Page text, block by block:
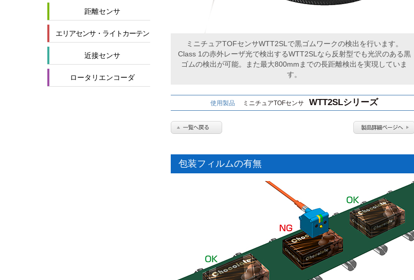
距離センサ
エリアセンサ・ライトカーテン
近接センサ
ロータリエンコーダ
ミニチュアTOFセンサWTT2SLで黒ゴムワークの検出を行います。
Class 1の赤外レーザ光で検出するWTT2SLなら反射型でも光沢のある黒
ゴムの検出が可能。また最大800mmまでの長距離検出を実現していま
す。
使用製品 ミニチュアTOFセンサ WTT2SLシリーズ
包装フィルムの有無